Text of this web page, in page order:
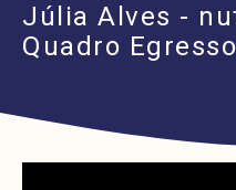
Júlia Alves -
Quadro